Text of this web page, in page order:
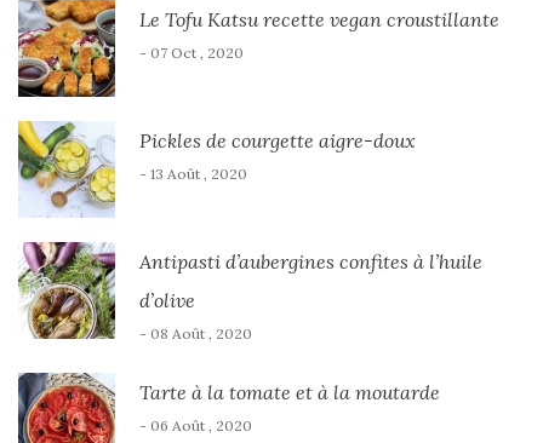
Le Tofu Katsu recette vegan croustillante
- 07 Oct , 2020
Pickles de courgette aigre-doux
- 13 Août , 2020
Antipasti d’aubergines confites à l’huile
d’olive
- 08 Août , 2020
Tarte à la tomate et à la moutarde
- 06 Août , 2020